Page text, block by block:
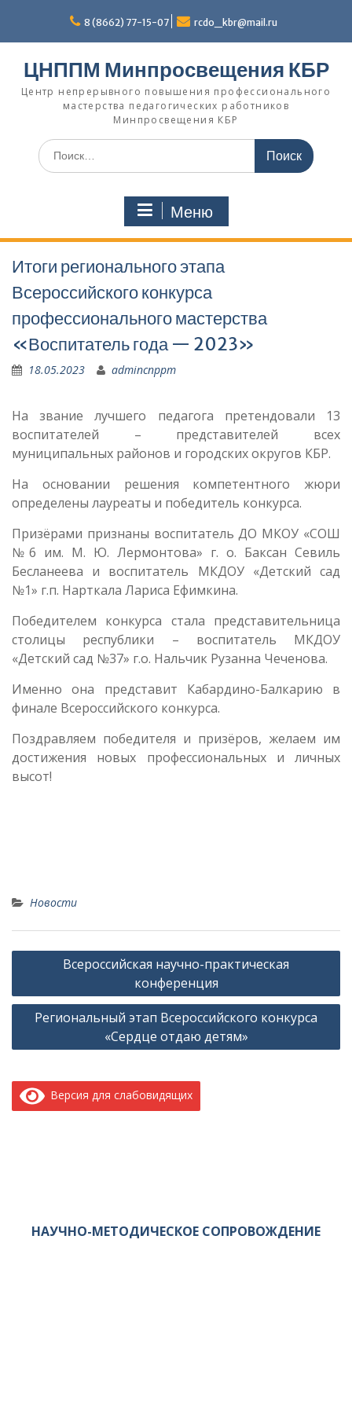
содержимому
8 (8662) 77-15-07 rcdo_kbr@mail.ru
ЦНППМ Минпросвещения КБР
Центр непрерывного повышения профессионального
мастерства педагогических работников
Минпросвещения КБР
Искать:
Меню
Итоги регионального этапа
Всероссийского конкурса
профессионального мастерства
«Воспитатель года — 2023»
18.05.2023 admincnppm
На звание лучшего педагога претендовали 13
воспитателей – представителей всех
муниципальных районов и городских округов КБР.
На основании решения компетентного жюри
определены лауреаты и победитель конкурса.
Призëрами признаны воспитатель ДО МКОУ «СОШ
№6 им. М. Ю. Лермонтова» г. о. Баксан Севиль
Бесланеева и воспитатель МКДОУ «Детский сад
№1» г.п. Нарткала Лариса Ефимкина.
Победителем конкурса стала представительница
столицы республики – воспитатель МКДОУ
«Детский сад №37» г.о. Нальчик Рузанна Чеченова.
Именно она представит Кабардино-Балкарию в
финале Всероссийского конкурса.
Поздравляем победителя и призёров, желаем им
достижения новых профессиональных и личных
высот!
Новости
Навигация
записям
Всероссийская научно-практическая
конференция
Региональный этап Всероссийского конкурса
«Сердце отдаю детям»
Версия для слабовидящих
НАУЧНО-МЕТОДИЧЕСКОЕ СОПРОВОЖДЕНИЕ